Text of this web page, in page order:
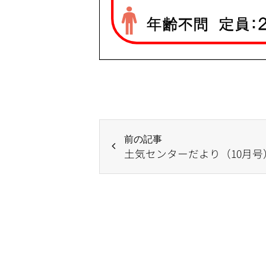
前の記事
土気センターだより（10月号